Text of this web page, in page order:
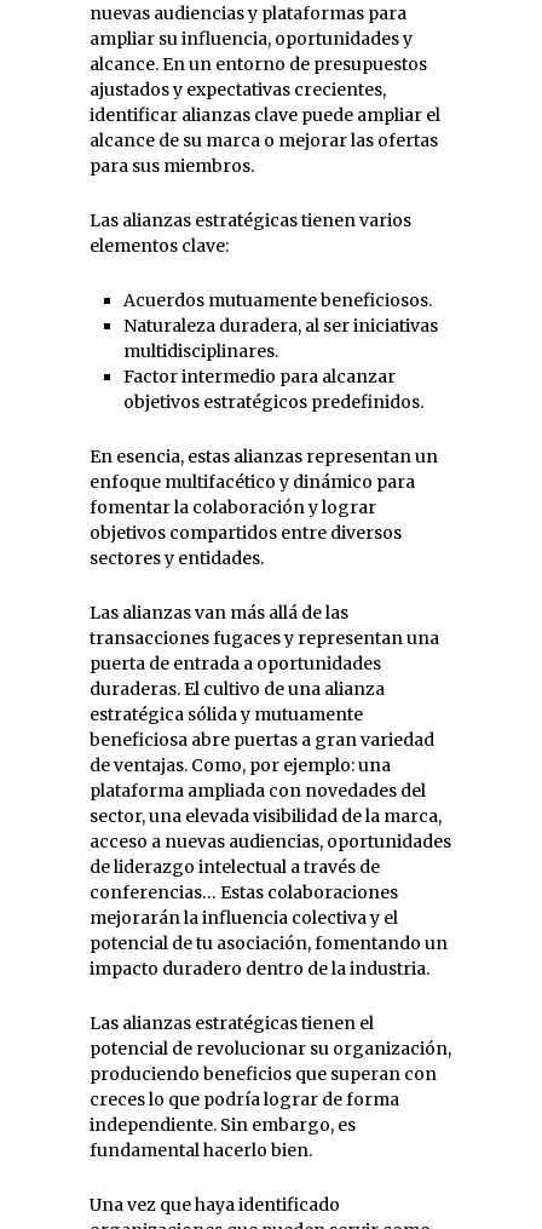
nuevas audiencias y plataformas para
ampliar su influencia, oportunidades y
alcance. En un entorno de presupuestos
ajustados y expectativas crecientes,
identificar alianzas clave puede ampliar el
alcance de su marca o mejorar las ofertas
para sus miembros.
Las alianzas estratégicas tienen varios
elementos clave:
Acuerdos mutuamente beneficiosos.
Naturaleza duradera, al ser iniciativas
multidisciplinares.
Factor intermedio para alcanzar
objetivos estratégicos predefinidos.
En esencia, estas alianzas representan un
enfoque multifacético y dinámico para
fomentar la colaboración y lograr
objetivos compartidos entre diversos
sectores y entidades.
Las alianzas van más allá de las
transacciones fugaces y representan una
puerta de entrada a oportunidades
duraderas. El cultivo de una alianza
estratégica sólida y mutuamente
beneficiosa abre puertas a gran variedad
de ventajas. Como, por ejemplo: una
plataforma ampliada con novedades del
sector, una elevada visibilidad de la marca,
acceso a nuevas audiencias, oportunidades
de liderazgo intelectual a través de
conferencias… Estas colaboraciones
mejorarán la influencia colectiva y el
potencial de tu asociación, fomentando un
impacto duradero dentro de la industria.
Las alianzas estratégicas tienen el
potencial de revolucionar su organización,
produciendo beneficios que superan con
creces lo que podría lograr de forma
independiente. Sin embargo, es
fundamental hacerlo bien.
Una vez que haya identificado